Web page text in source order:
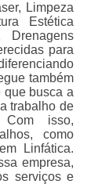
Limpeza
Estética
Drenagens
para
também
que busca a
trabalho de
isso,
como
Linfática.
empresa,
serviços e